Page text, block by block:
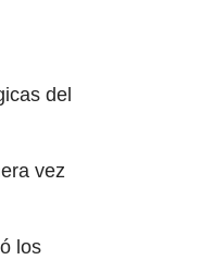
del
vez
los